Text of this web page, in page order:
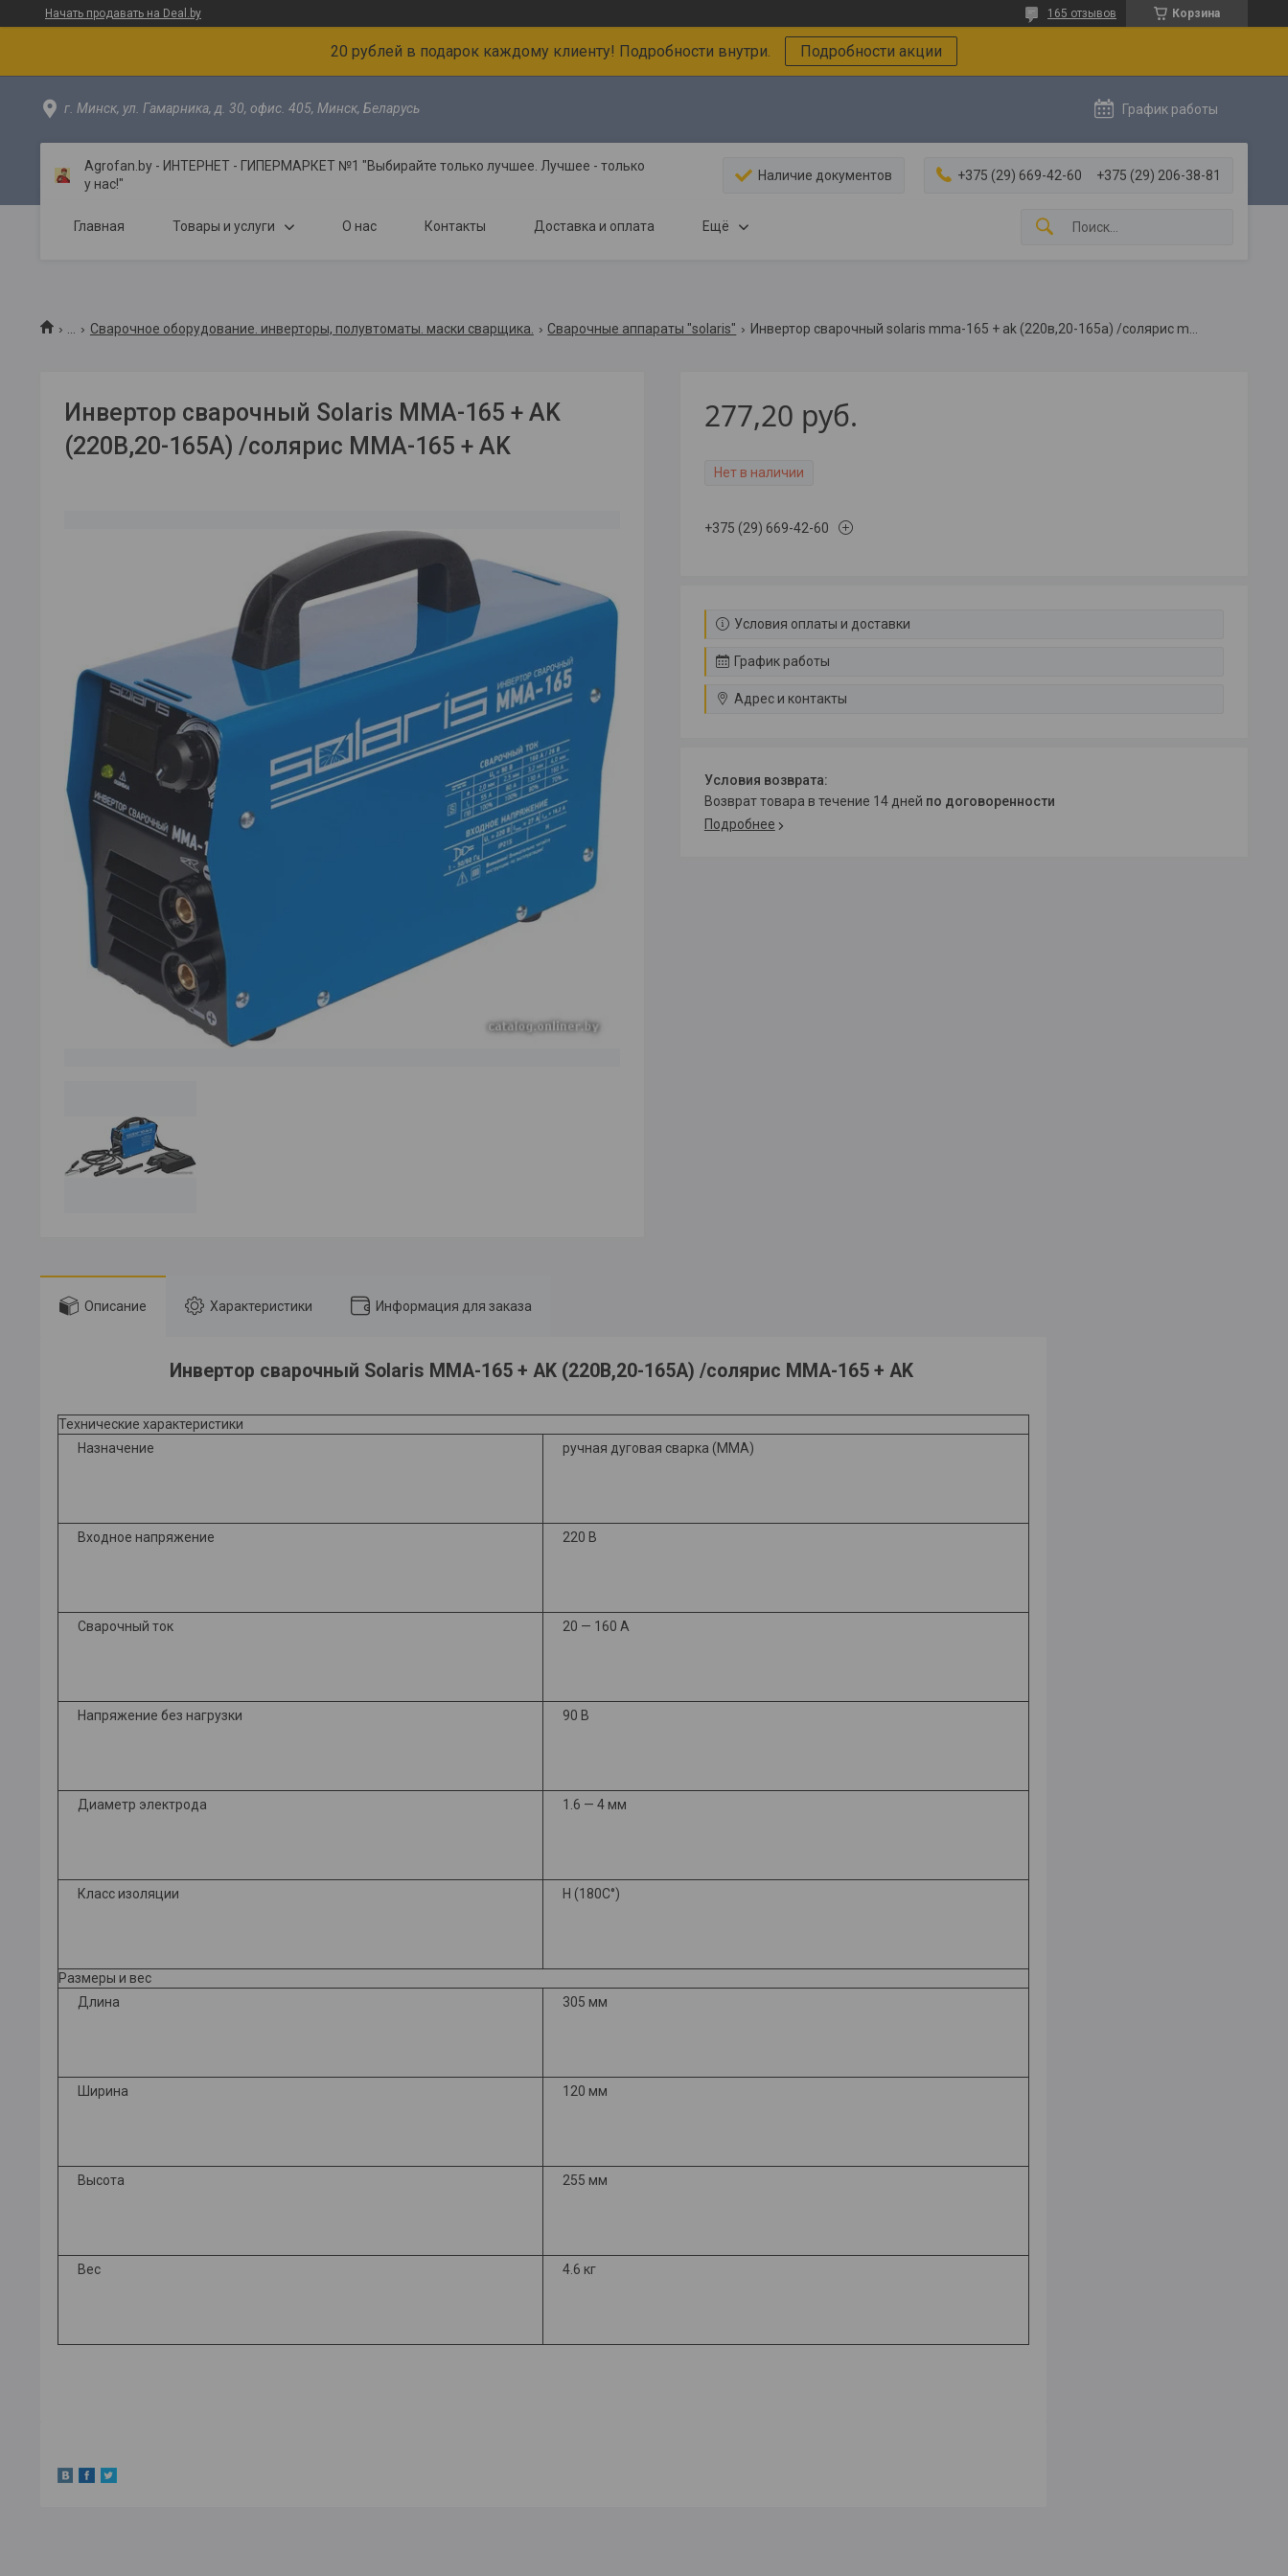
Начать продавать на Deal.by Корзина
165 отзывов
20 рублей в подарок каждому клиенту! Подробности внутри. Подробности акции
г. Минск, ул. Гамарника, д. 30, офис. 405, Минск, Беларусь График работы
Agrofan.by - ИНТЕРНЕТ - ГИПЕРМАРКЕТ №1 "Выбирайте только лучшее. Лучшее - только
у нас!"
Наличие документов +375 (29) 669-42-60 +375 (29) 206-38-81
Главная Товары и услуги О нас Контакты Доставка и оплата Ещё
Сварочное оборудование. инверторы, полувтоматы. маски сварщика. Cварочные аппараты "solaris"
Инвертор сварочный Solaris MMA-165 + AK
(220В,20-165А) /солярис MMA-165 + AK
277,20 руб.
Нет в наличии
+375 (29) 669-42-60
Условия оплаты и доставки
График работы
Адрес и контакты
возврат товара в течение 14 дней по договоренности
Подробнее
Описание Характеристики Информация для заказа
Инвертор сварочный Solaris MMA-165 + AK (220В,20-165А) /солярис MMA-165 + AK
Технические характеристики
Назначение
ручная дуговая сварка (MMA)
Входное напряжение 220 В
Сварочный ток 20 — 160 А
Напряжение без нагрузки 90 В
Диаметр электрода 1.6 — 4 мм
Класс изоляции H (180C°)
Размеры и вес
Длина
305 мм
Ширина 120 мм
Высота 255 мм
Вес 4.6 кг